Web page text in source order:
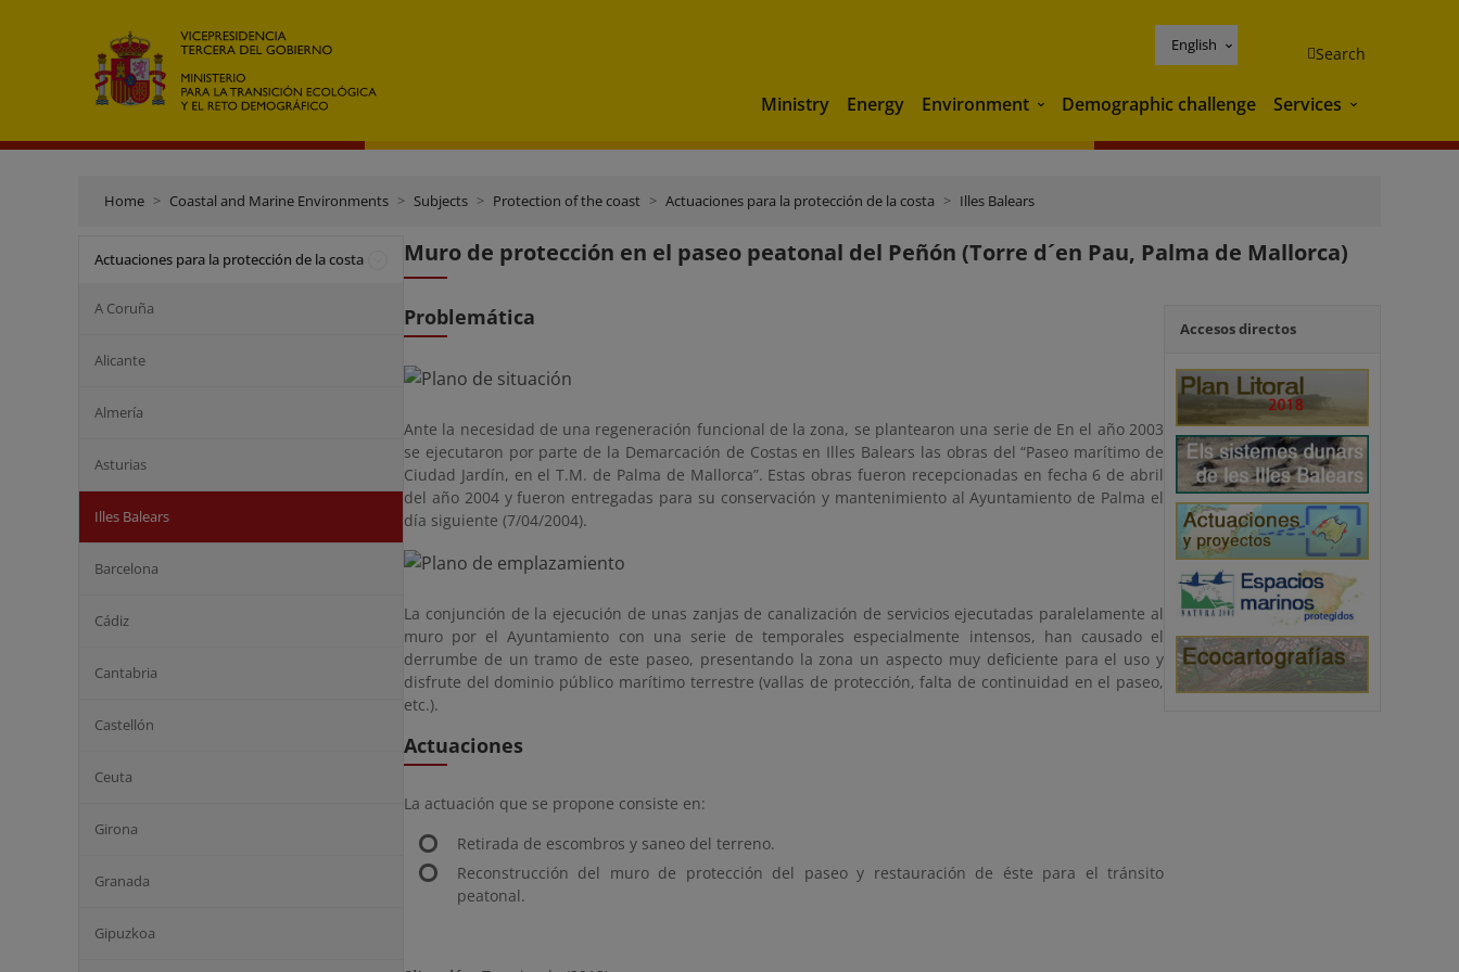
English Search
Ministry Energy Environment Environment
Demographic challenge Services Services
Home Coastal and Marine Environments Subjects Protection of the coast Actuaciones para la protección de la costa Illes Balears
Actuaciones para la protección de la costa
A Coruña
Alicante
Almería
Asturias
Illes Balears
Barcelona
Cádiz
Cantabria
Castellón
Ceuta
Girona
Granada
Gipuzkoa
Muro de protección en el paseo peatonal del Peñón (Torre d´en Pau, Palma de Mallorca)
Problemática
Ante la necesidad de una regeneración funcional de la zona, se plantearon una serie de En el año 2003
se ejecutaron por parte de la Demarcación de Costas en Illes Balears las obras del “Paseo marítimo de
Ciudad Jardín, en el T.M. de Palma de Mallorca”. Estas obras fueron recepcionadas en fecha 6 de abril
del año 2004 y fueron entregadas para su conservación y mantenimiento al Ayuntamiento de Palma el
día siguiente (7/04/2004).
La conjunción de la ejecución de unas zanjas de canalización de servicios ejecutadas paralelamente al
muro por el Ayuntamiento con una serie de temporales especialmente intensos, han causado el
derrumbe de un tramo de este paseo, presentando la zona un aspecto muy deficiente para el uso y
disfrute del dominio público marítimo terrestre (vallas de protección, falta de continuidad en el paseo,
etc.).
Actuaciones
La actuación que se propone consiste en:
Retirada de escombros y saneo del terreno.
Reconstrucción del muro de protección del paseo y restauración de éste para el tránsito
peatonal.
Accesos directos